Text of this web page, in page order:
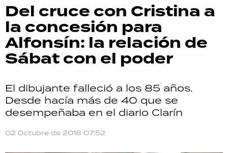
Del cruce con Cristina a
la concesión para
Alfonsín: la relación de
Sábat con el poder
El dibujante falleció a los 85 años.
Desde hacía más de 40 que se
desempeñaba en el diario Clarín
02 Octubre de 2018 07:52
ACTUALIDAD
POLICIALES
ECONOMÍA
GRAN HERMANO
SALUD
DEPORTES